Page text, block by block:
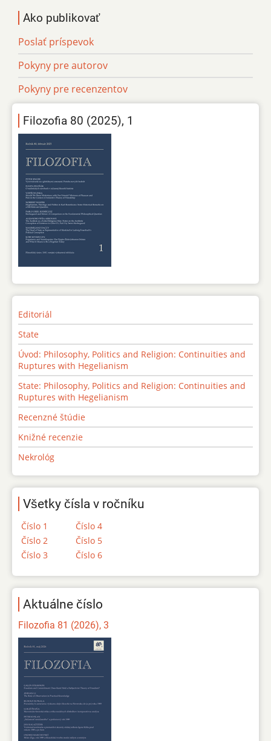
Ako publikovať
Poslať príspevok
Pokyny pre autorov
Pokyny pre recenzentov
Filozofia 80 (2025), 1
Editoriál
State
Úvod: Philosophy, Politics and Religion: Continuities and
Ruptures with Hegelianism
State: Philosophy, Politics and Religion: Continuities and
Ruptures with Hegelianism
Recenzné štúdie
Knižné recenzie
Nekrológ
Všetky čísla v ročníku
Číslo 1
Číslo 2
Číslo 3
Číslo 4
Číslo 5
Číslo 6
Aktuálne číslo
Filozofia 81 (2026), 3